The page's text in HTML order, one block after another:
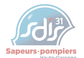
Panneau de gestion